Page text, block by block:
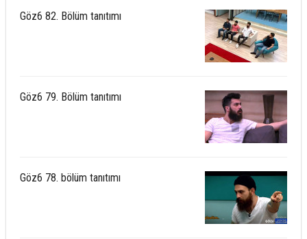
Göz6 82. Bölüm tanıtımı
Göz6 79. Bölüm tanıtımı
Göz6 78. bölüm tanıtımı